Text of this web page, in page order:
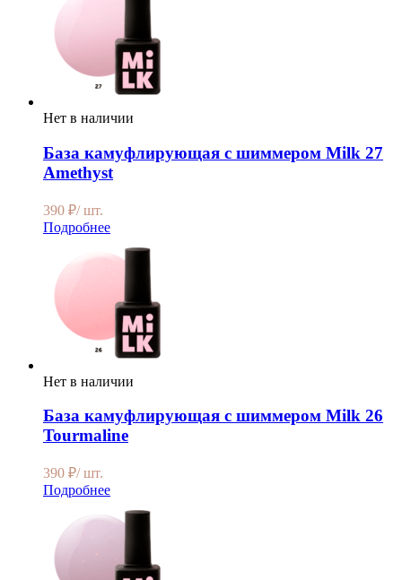
Нет в наличии
База камуфлирующая с шиммером Milk 27
Amethyst
390 ₽/ шт.
Подробнее
Нет в наличии
База камуфлирующая с шиммером Milk 26
Tourmaline
390 ₽/ шт.
Подробнее